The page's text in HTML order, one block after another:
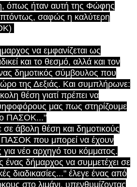
όπως ήταν αυτή της Φώφης
σαφώς η καλύτερη
να εμφανίζεται ως
και το θεσμό, αλλά και τον
δημοτικός σύμβουλος που
της Δεξιάς. Και συμπλήρωνε:
θέση γιατί πρέπει να
μας πως στηρίζουμε
ΠΑΣΟΚ..."
άβολη θέση και δημοτικούς
που μπορεί να έχουν
για νέο αρχηγό του κόμματος.
ένας δήμαρχος να συμμετέχει σε
διαδικασίες..." έλεγε ένας από
στο λιμάνι, υπενθυμίζοντας